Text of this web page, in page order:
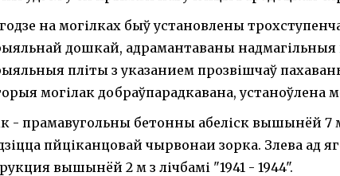
годзе на могілках быў установлены
дошкай, адрамантаваны надмагільныя
пліты з указанием прозвішчаў
могілак добраўпарадкавана, устаноўлена
- прамавугольны бетонны абеліск вышынёй 7
пйціканцовай чырвонаи зорка. Злева ад
вышынёй 2 м з лічбамі "1941 - 1944".